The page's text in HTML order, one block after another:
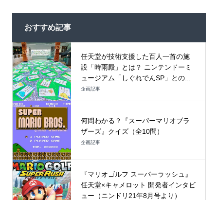
おすすめ記事
任天堂が技術支援した百人一首の施
設「時雨殿」とは？ ニンテンドーミ
ュージアム「しぐれでんSP」との...
企画記事
何問わかる？『スーパーマリオブラ
ザーズ』クイズ（全10問）
企画記事
『マリオゴルフ スーパーラッシュ』
任天堂×キャメロット 開発者インタビ
ュー（ニンドリ21年8月号より）